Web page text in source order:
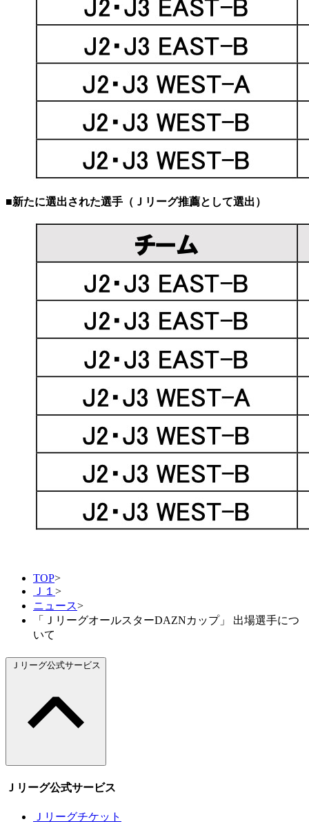
■新たに選出された選手（Ｊリーグ推薦として選出）
TOP>
Ｊ１ >
ニュース>
「ＪリーグオールスターDAZNカップ」 出場選手につ
いて
Ｊリーグ公式サービス
Ｊリーグ公式サービス
Ｊリーグチケット